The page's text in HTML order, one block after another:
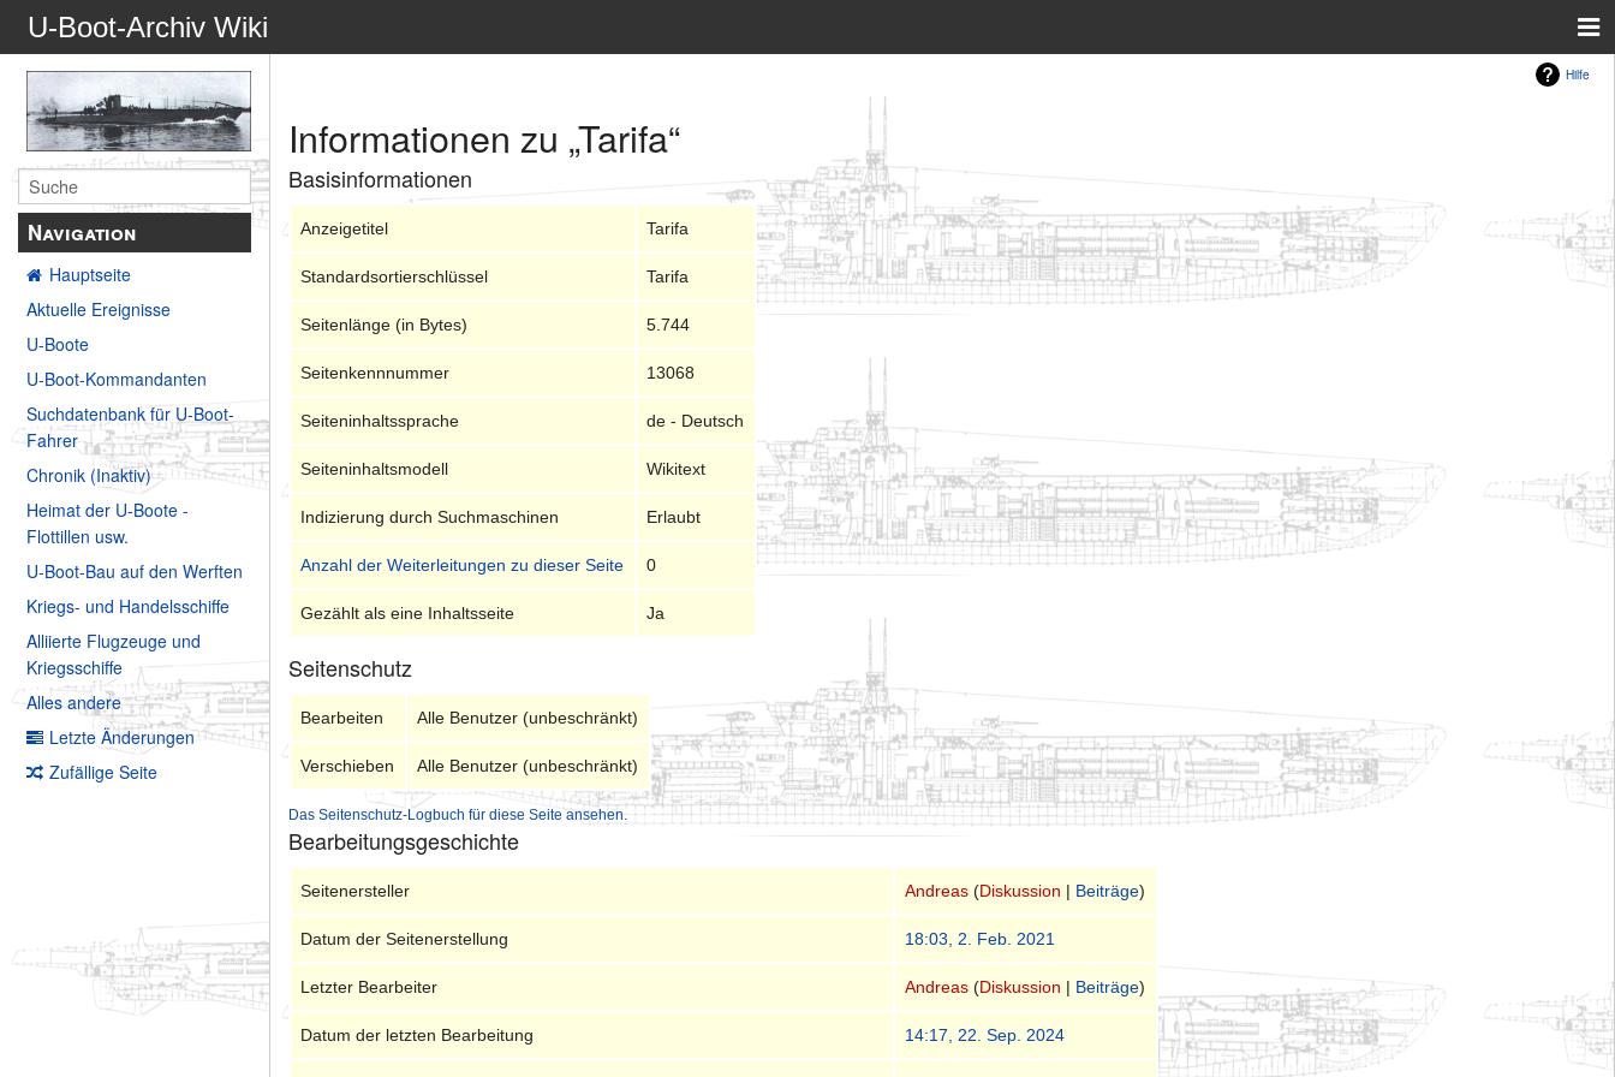
U-Boot-Archiv Wiki
Navigation
Hauptseite
Aktuelle Ereignisse
U-Boote
U-Boot-Kommandanten
Suchdatenbank für U-Boot-
Fahrer
Chronik (Inaktiv)
Heimat der U-Boote -
Flottillen usw.
U-Boot-Bau auf den Werften
Kriegs- und Handelsschiffe
Alliierte Flugzeuge und
Kriegsschiffe
Alles andere
Letzte Änderungen
Zufällige Seite
Hilfe
Informationen zu „Tarifa“
Basisinformationen
Anzeigetitel Tarifa
Standardsortierschlüssel Tarifa
Seitenlänge (in Bytes) 5.744
Seitenkennnummer 13068
Seiteninhaltssprache de - Deutsch
Seiteninhaltsmodell Wikitext
Indizierung durch Suchmaschinen Erlaubt
Anzahl der Weiterleitungen zu dieser Seite 0
Gezählt als eine Inhaltsseite Ja
Seitenschutz
Bearbeiten Alle Benutzer (unbeschränkt)
Verschieben Alle Benutzer (unbeschränkt)
Das Seitenschutz-Logbuch für diese Seite ansehen.
Bearbeitungsgeschichte
Seitenersteller Andreas (Diskussion | Beiträge)
Datum der Seitenerstellung 18:03, 2. Feb. 2021
Letzter Bearbeiter Andreas (Diskussion | Beiträge)
Datum der letzten Bearbeitung 14:17, 22. Sep. 2024